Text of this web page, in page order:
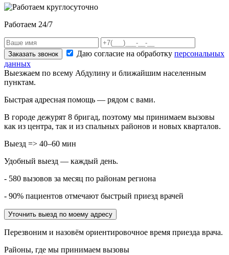
Работаем 24/7
Заказать звонок Даю согласие на обработку персональных
данных
Выезжаем по всему Абдулину и ближайшим населенным
пунктам.
Быстрая адресная помощь — рядом с вами.
В городе дежурят 8 бригад, поэтому мы принимаем вызовы
как из центра, так и из спальных районов и новых кварталов.
Выезд => 40–60 мин
Удобный выезд — каждый день.
- 580 вызовов за месяц по районам региона
- 90% пациентов отмечают быстрый приезд врачей
Уточнить выезд по моему адресу
Перезвоним и назовём ориентировочное время приезда врача.
Районы, где мы принимаем вызовы